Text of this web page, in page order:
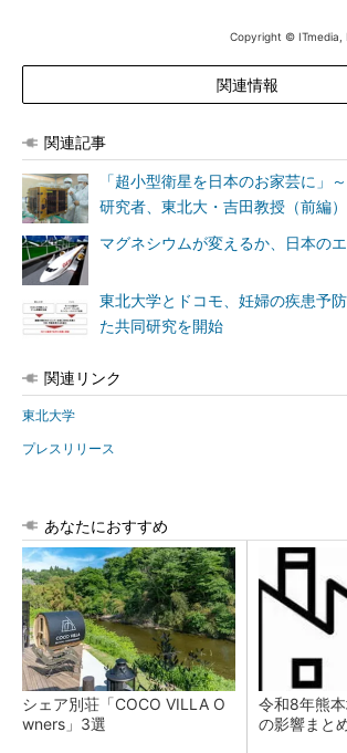
Copyright © ITmedia,
関連情報
関連記事
「超小型衛星を日本のお家芸に」
研究者、東北大・吉田教授（前編）
マグネシウムが変えるか、日本の
東北大学とドコモ、妊婦の疾患予
た共同研究を開始
関連リンク
東北大学
プレスリリース
あなたにおすすめ
シェア別荘「COCO VILLA O
wners」3選
令和8年熊
の影響まと